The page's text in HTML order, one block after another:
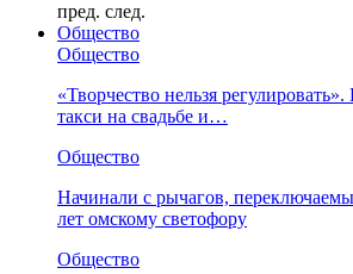
пред. след.
Общество
Общество
«Творчество нельзя
такси на свадьбе и…
Общество
Начинали с рычагов,
лет омскому светофору
Общество